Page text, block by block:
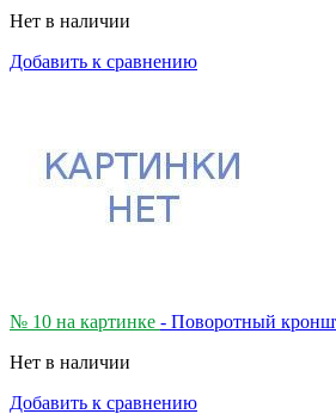
Нет в наличии
Добавить к сравнению
№ 10 на картинке - Поворотный
Нет в наличии
Добавить к сравнению